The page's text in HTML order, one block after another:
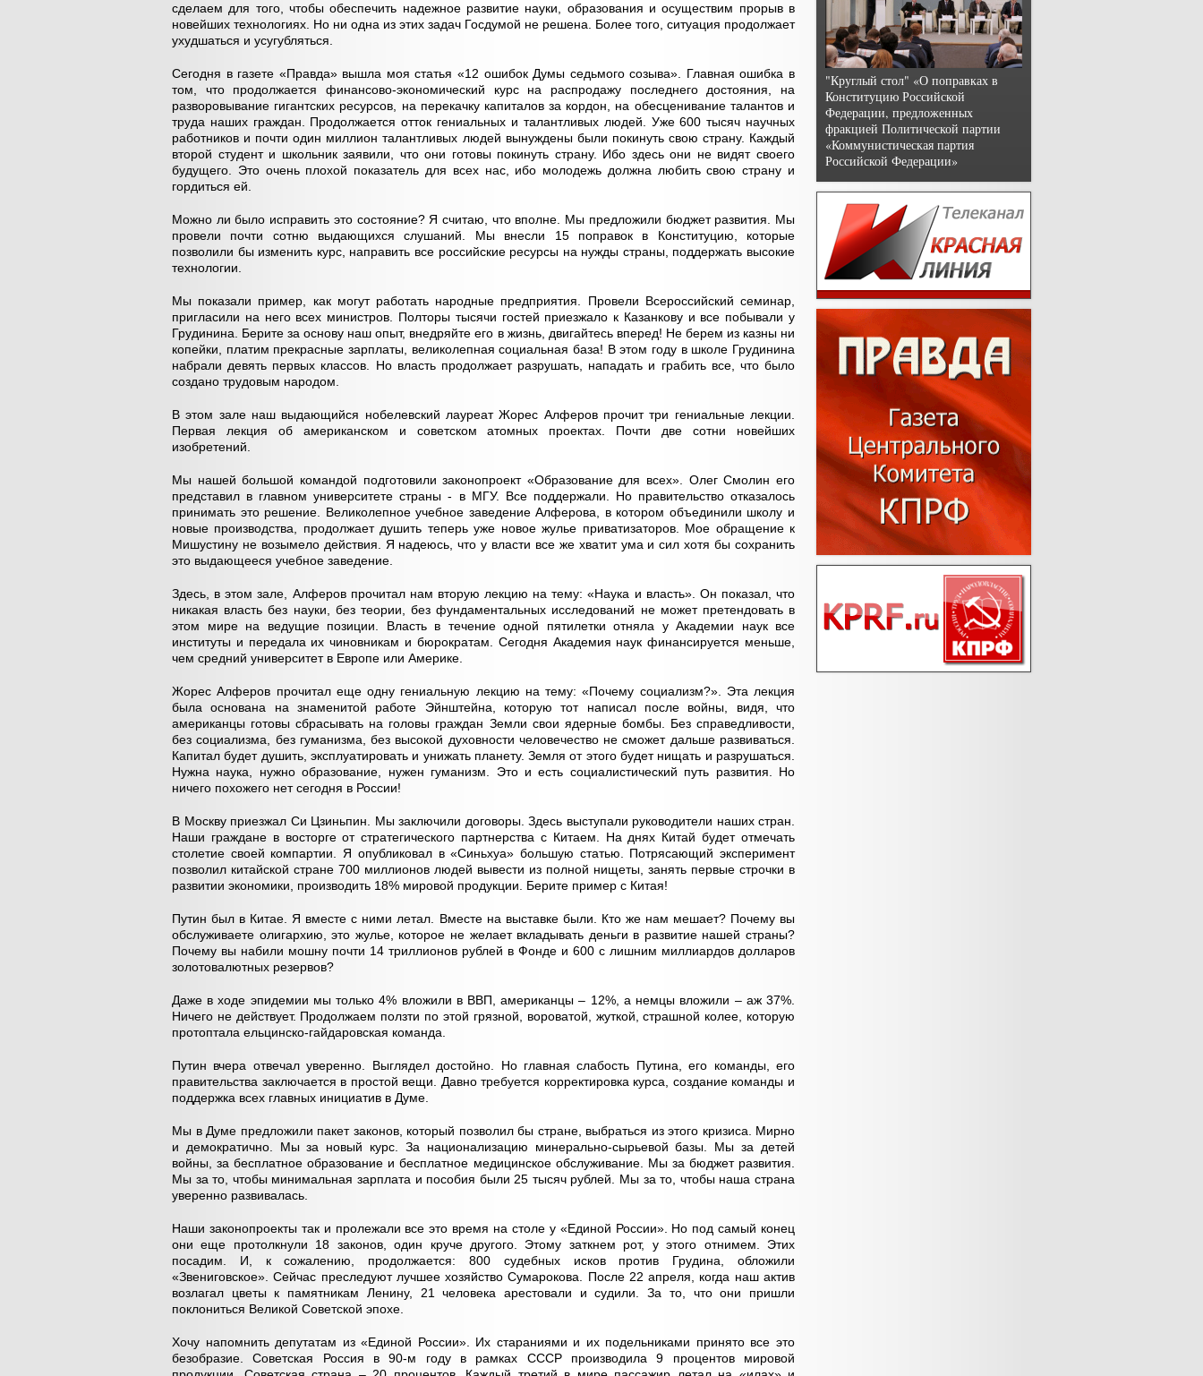
сделаем для того, чтобы обеспечить надежное развитие науки, образования и осуществим прорыв в
новейших технологиях. Но ни одна из этих задач Госдумой не решена. Более того, ситуация продолжает
ухудшаться и усугубляться.
Сегодня в газете «Правда» вышла моя статья «12 ошибок Думы седьмого созыва». Главная ошибка в
том, что продолжается финансово-экономический курс на распродажу последнего достояния, на
разворовывание гигантских ресурсов, на перекачку капиталов за кордон, на обесценивание талантов и
труда наших граждан. Продолжается отток гениальных и талантливых людей. Уже 600 тысяч научных
работников и почти один миллион талантливых людей вынуждены были покинуть свою страну. Каждый
второй студент и школьник заявили, что они готовы покинуть страну. Ибо здесь они не видят своего
будущего. Это очень плохой показатель для всех нас, ибо молодежь должна любить свою страну и
гордиться ей.
Можно ли было исправить это состояние? Я считаю, что вполне. Мы предложили бюджет развития. Мы
провели почти сотню выдающихся слушаний. Мы внесли 15 поправок в Конституцию, которые
позволили бы изменить курс, направить все российские ресурсы на нужды страны, поддержать высокие
технологии.
Мы показали пример, как могут работать народные предприятия. Провели Всероссийский семинар,
пригласили на него всех министров. Полторы тысячи гостей приезжало к Казанкову и все побывали у
Грудинина. Берите за основу наш опыт, внедряйте его в жизнь, двигайтесь вперед! Не берем из казны ни
копейки, платим прекрасные зарплаты, великолепная социальная база! В этом году в школе Грудинина
набрали девять первых классов. Но власть продолжает разрушать, нападать и грабить все, что было
создано трудовым народом.
В этом зале наш выдающийся нобелевский лауреат Жорес Алферов прочит три гениальные лекции.
Первая лекция об американском и советском атомных проектах. Почти две сотни новейших
изобретений.
Мы нашей большой командой подготовили законопроект «Образование для всех». Олег Смолин его
представил в главном университете страны - в МГУ. Все поддержали. Но правительство отказалось
принимать это решение. Великолепное учебное заведение Алферова, в котором объединили школу и
новые производства, продолжает душить теперь уже новое жулье приватизаторов. Мое обращение к
Мишустину не возымело действия. Я надеюсь, что у власти все же хватит ума и сил хотя бы сохранить
это выдающееся учебное заведение.
Здесь, в этом зале, Алферов прочитал нам вторую лекцию на тему: «Наука и власть». Он показал, что
никакая власть без науки, без теории, без фундаментальных исследований не может претендовать в
этом мире на ведущие позиции. Власть в течение одной пятилетки отняла у Академии наук все
институты и передала их чиновникам и бюрократам. Сегодня Академия наук финансируется меньше,
чем средний университет в Европе или Америке.
Жорес Алферов прочитал еще одну гениальную лекцию на тему: «Почему социализм?». Эта лекция
была основана на знаменитой работе Эйнштейна, которую тот написал после войны, видя, что
американцы готовы сбрасывать на головы граждан Земли свои ядерные бомбы. Без справедливости,
без социализма, без гуманизма, без высокой духовности человечество не сможет дальше развиваться.
Капитал будет душить, эксплуатировать и унижать планету. Земля от этого будет нищать и разрушаться.
Нужна наука, нужно образование, нужен гуманизм. Это и есть социалистический путь развития. Но
ничего похожего нет сегодня в России!
В Москву приезжал Си Цзиньпин. Мы заключили договоры. Здесь выступали руководители наших стран.
Наши граждане в восторге от стратегического партнерства с Китаем. На днях Китай будет отмечать
столетие своей компартии. Я опубликовал в «Синьхуа» большую статью. Потрясающий эксперимент
позволил китайской стране 700 миллионов людей вывести из полной нищеты, занять первые строчки в
развитии экономики, производить 18% мировой продукции. Берите пример с Китая!
Путин был в Китае. Я вместе с ними летал. Вместе на выставке были. Кто же нам мешает? Почему вы
обслуживаете олигархию, это жулье, которое не желает вкладывать деньги в развитие нашей страны?
Почему вы набили мошну почти 14 триллионов рублей в Фонде и 600 с лишним миллиардов долларов
золотовалютных резервов?
Даже в ходе эпидемии мы только 4% вложили в ВВП, американцы – 12%, а немцы вложили – аж 37%.
Ничего не действует. Продолжаем ползти по этой грязной, вороватой, жуткой, страшной колее, которую
протоптала ельцинско-гайдаровская команда.
Путин вчера отвечал уверенно. Выглядел достойно. Но главная слабость Путина, его команды, его
правительства заключается в простой вещи. Давно требуется корректировка курса, создание команды и
поддержка всех главных инициатив в Думе.
Мы в Думе предложили пакет законов, который позволил бы стране, выбраться из этого кризиса. Мирно
и демократично. Мы за новый курс. За национализацию минерально-сырьевой базы. Мы за детей
войны, за бесплатное образование и бесплатное медицинское обслуживание. Мы за бюджет развития.
Мы за то, чтобы минимальная зарплата и пособия были 25 тысяч рублей. Мы за то, чтобы наша страна
уверенно развивалась.
Наши законопроекты так и пролежали все это время на столе у «Единой России». Но под самый конец
они еще протолкнули 18 законов, один круче другого. Этому заткнем рот, у этого отнимем. Этих
посадим. И, к сожалению, продолжается: 800 судебных исков против Грудина, обложили
«Звениговское». Сейчас преследуют лучшее хозяйство Сумарокова. После 22 апреля, когда наш актив
возлагал цветы к памятникам Ленину, 21 человека арестовали и судили. За то, что они пришли
поклониться Великой Советской эпохе.
Хочу напомнить депутатам из «Единой России». Их стараниями и их подельниками принято все это
безобразие. Советская Россия в 90-м году в рамках СССР производила 9 процентов мировой
"Круглый стол" «О поправках в
Конституцию Российской
Федерации, предложенных
фракцией Политической партии
«Коммунистическая партия
Российской Федерации»